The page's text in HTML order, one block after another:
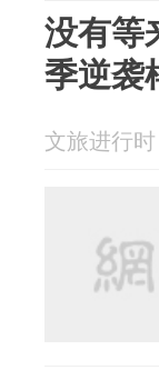
没有等
季逆袭
文旅进行